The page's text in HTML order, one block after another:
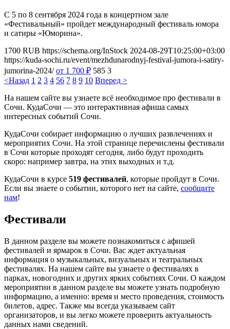
С 5 по 8 сентября 2024 года в концертном зале
«Фестивальный» пройдет международный фестиваль юмора
и сатиры «Юморина».
1700 RUB https://schema.org/InStock 2024-08-29T10:25:00+03:00
https://kuda-sochi.ru/event/mezhdunarodnyj-festival-jumora-i-satiry-
jumorina-2024/ от 1 700 ₽ 585 3
<Назад 1 2 3 4 56 7 8 9 10 Вперед >
На нашем сайте вы узнаете всё необходимое про фестивали в
Сочи. КудаСочи — это интерактивная афиша самых
интересных событий Сочи.
КудаСочи собирает информацию о лучших развлечениях и
мероприятих Сочи. На этой странице перечислены фестивали
в Сочи которые проходят сегодня, либо будут проходить
скоро: например завтра, на этих выходных и т.д.
КудаСочи в курсе 519 фестивалей, которые пройдут в Сочи.
Если вы знаете о событии, которого нет на сайте, сообщите
нам!
Фестивали
В данном разделе вы можете познакомиться с афишей
фестивалей и ярмарок в Сочи. Вас ждет актуальная
информация о музыкальных, визуальных и театральных
фестивалях. На нашем сайте вы узнаете о фестивалях в
парках, новогодних и других ярких событиях Сочи. О каждом
мероприятии в данном разделе вы можете узнать подробную
информацию, а именно: время и место проведения, стоимость
билетов, адрес. Также мы всегда указываем сайт
организаторов, и вы легко можете проверить актуальность
данных нами сведений.